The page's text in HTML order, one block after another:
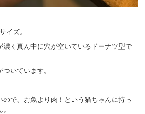
イズ。
濃く真ん中に穴が空いているドーナツ型で
いています。
で、お魚より肉！という猫ちゃんに持っ